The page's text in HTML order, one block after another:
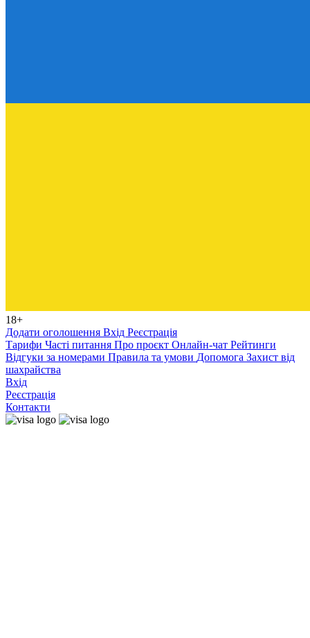
18+
Додати оголошення Вхід Реєстрація
Тарифи Часті питання Про проєкт Онлайн-чат Рейтинги
Відгуки за номерами Правила та умови Допомога Захист від
шахрайства
Вхід
Реєстрація
Контакти